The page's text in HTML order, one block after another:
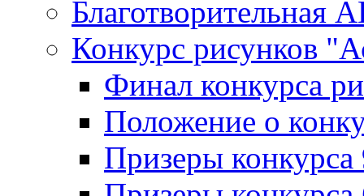
Благотворительная
Конкурс рисунков
Финал конкурса
Положение о
Призеры конкурса